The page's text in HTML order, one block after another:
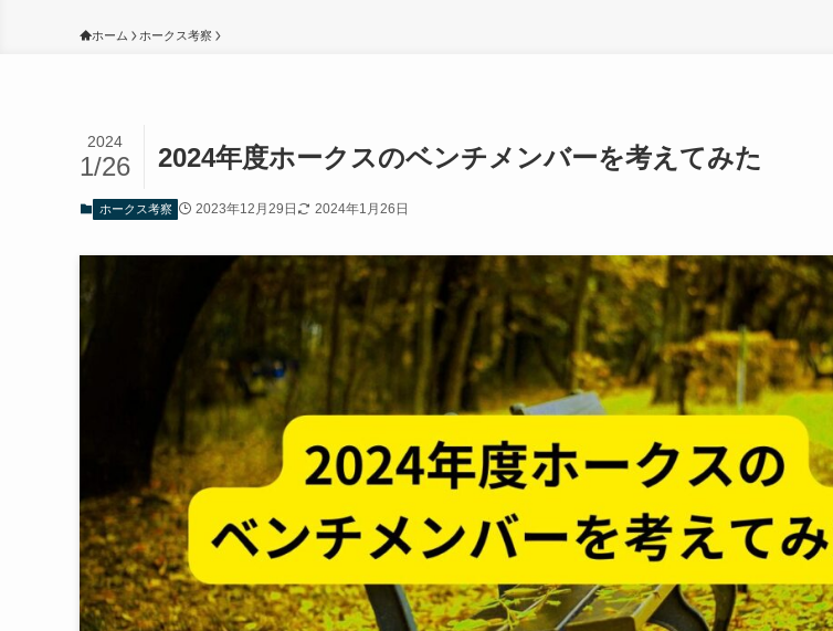
ホーム ホークス考察
2024年度ホークスのベンチメンバーを考えてみた
2024
1/26
ホークス考察 2023年12月29日 2024年1月26日